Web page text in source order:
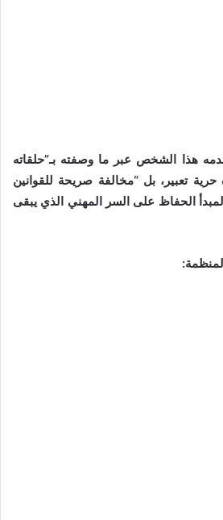
هذا الشخص عبر ما وصفته بـ”حلقاته
حرية تعبير، بل “مخالفة صريحة للقوانين
الحفاظ على السر المهني الذي يبقى